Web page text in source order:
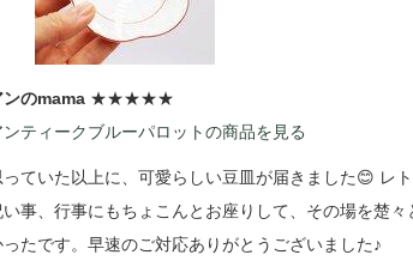
ンのmama ★★★★★
ンティークブルーパロットの商品を見る
っていた以上に、可愛らしい豆皿が届きました😊 レ
い事、行事にもちょこんとお座りして、その場を楚
ったです。早速のご対応ありがとうございました♪